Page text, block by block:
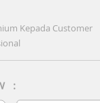
Kepada Customer
: